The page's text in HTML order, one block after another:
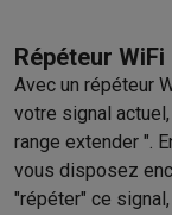
Répéteur WiFi
Avec un répéteur
votre signal
range extender ".
vous disposez
"répéter" ce